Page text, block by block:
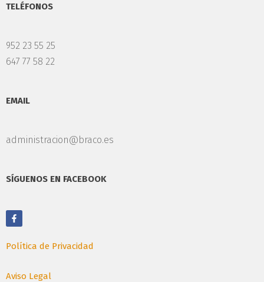
TELÉFONOS
952 23 55 25
647 77 58 22
EMAIL
administracion@braco.es
SÍGUENOS EN FACEBOOK
Política de Privacidad
Aviso Legal